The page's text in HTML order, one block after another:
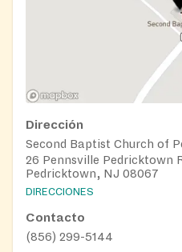
Dirección
Second Baptist Church of
26 Pennsville Pedricktown
Pedricktown, NJ 08067
DIRECCIONES
Contacto
(856) 299-5144